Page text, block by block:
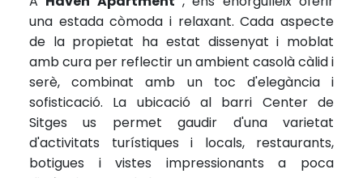
una estada còmoda i relaxant. Cada aspecte
de la propietat ha estat dissenyat i moblat
amb cura per reflectir un ambient casolà càlid i
serè, combinat amb un toc d'elegància i
sofisticació. La ubicació al barri Center de
Sitges us permet gaudir d'una varietat
d'activitats turístiques i locals, restaurants,
botigues i vistes impressionants a poca